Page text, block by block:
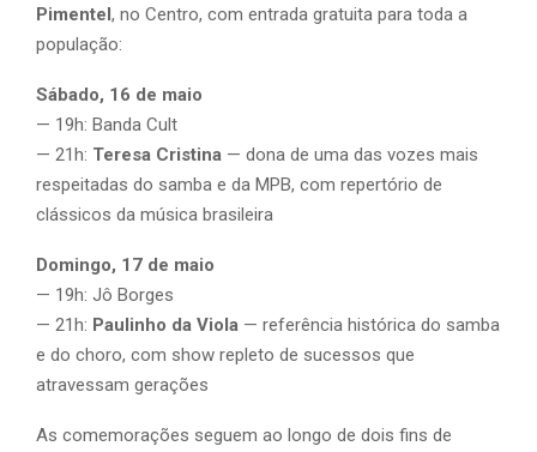
Pimentel, no Centro, com entrada gratuita para toda a
população:
Sábado, 16 de maio
— 19h: Banda Cult
— 21h: Teresa Cristina — dona de uma das vozes mais
respeitadas do samba e da MPB, com repertório de
clássicos da música brasileira
Domingo, 17 de maio
— 19h: Jô Borges
— 21h: Paulinho da Viola — referência histórica do samba
e do choro, com show repleto de sucessos que
atravessam gerações
As comemorações seguem ao longo de dois fins de